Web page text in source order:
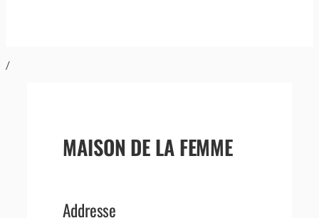
/
MAISON DE LA FEMME
Addresse